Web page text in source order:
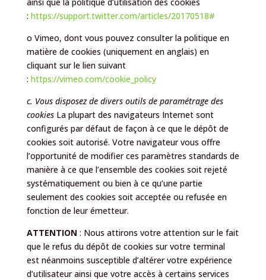
: https://support.twitter.com/articles/20170518#
o Vimeo, dont vous pouvez consulter la politique en
matière de cookies (uniquement en anglais) en
cliquant sur le lien suivant
: https://vimeo.com/cookie_policy
c. Vous disposez de divers outils de paramétrage des
cookiesLa plupart des navigateurs Internet sont
configurés par défaut de façon à ce que le dépôt de
cookies soit autorisé. Votre navigateur vous offre
l’opportunité de modifier ces paramètres standards de
manière à ce que l’ensemble des cookies soit rejeté
systématiquement ou bien à ce qu’une partie
seulement des cookies soit acceptée ou refusée en
fonction de leur émetteur.
ATTENTION : Nous attirons votre attention sur le fait
que le refus du dépôt de cookies sur votre terminal
est néanmoins susceptible d’altérer votre expérience
d’utilisateur ainsi que votre accès à certains services